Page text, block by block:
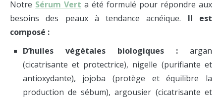
Notre Sérum Vert a été formulé pour répondre aux
besoins des peaux à tendance acnéique. Il est
composé :
D’huiles végétales biologiques :argan
(cicatrisante et protectrice), nigelle (purifiante et
antioxydante), jojoba (protège et équilibre la
production de sébum), argousier (cicatrisante et